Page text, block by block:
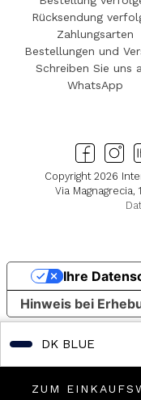
DK BLUE
ZUM
Rücksendung
Zahlungsarten
Bestellungen und
Schreiben Sie uns
WhatsApp
Copyright 2026
Via Magnagrecia,
Hinweis bei
Ihre